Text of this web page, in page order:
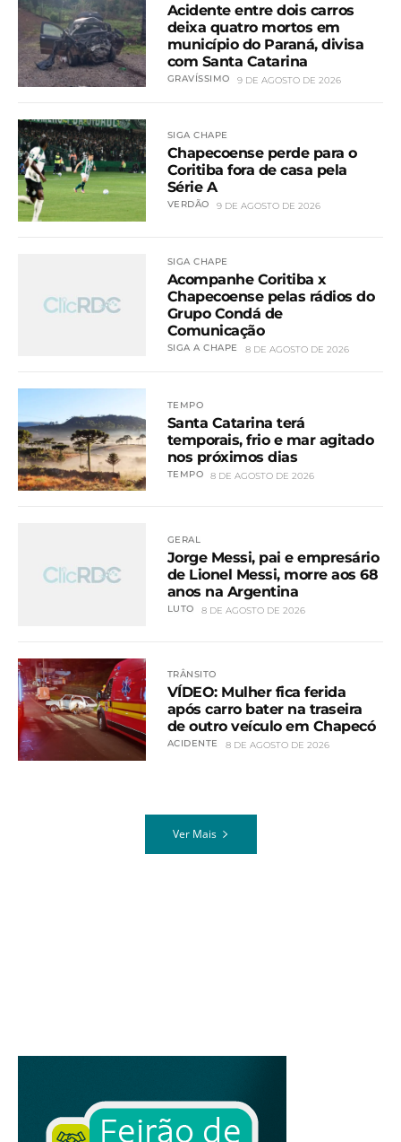
Acidente entre dois carros
deixa quatro mortos em
município do Paraná, divisa
com Santa Catarina
GRAVÍSSIMO 9 DE AGOSTO DE 2026
SIGA CHAPE
Chapecoense perde para o
Coritiba fora de casa pela
Série A
VERDÃO 9 DE AGOSTO DE 2026
SIGA CHAPE
Acompanhe Coritiba x
Chapecoense pelas rádios do
Grupo Condá de
Comunicação
SIGA A CHAPE 8 DE AGOSTO DE 2026
TEMPO
Santa Catarina terá
temporais, frio e mar agitado
nos próximos dias
TEMPO 8 DE AGOSTO DE 2026
GERAL
Jorge Messi, pai e empresário
de Lionel Messi, morre aos 68
anos na Argentina
LUTO 8 DE AGOSTO DE 2026
TRÂNSITO
VÍDEO: Mulher fica ferida
após carro bater na traseira
de outro veículo em Chapecó
ACIDENTE 8 DE AGOSTO DE 2026
Ver Mais